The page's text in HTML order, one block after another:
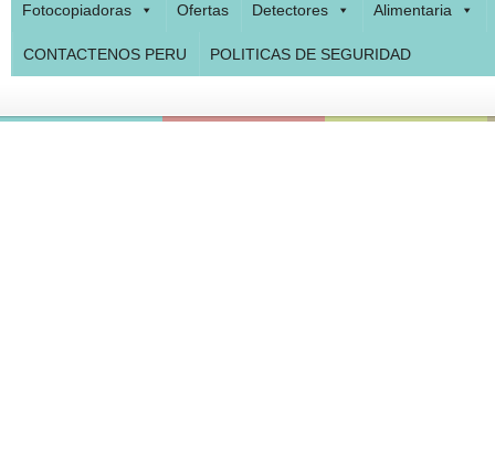
Fotocopiadoras Ofertas Detectores Alimentaria
CONTACTENOS PERU POLITICAS DE SEGURIDAD